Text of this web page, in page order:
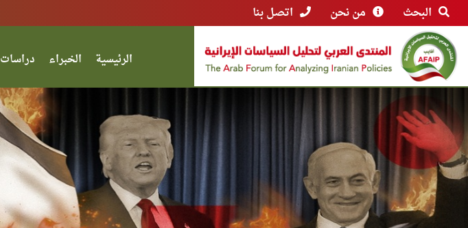
البحث من نحن اتصل بنا
الرئيسية الخبراء دراسات